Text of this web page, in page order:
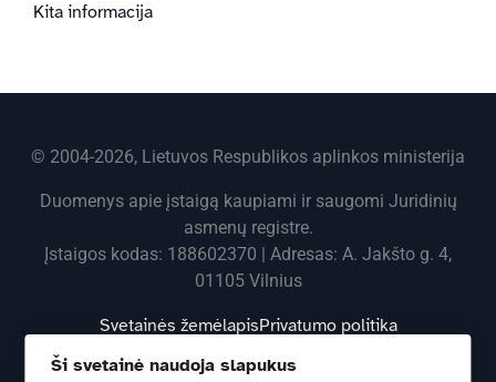
Kita informacija
© 2004-2026, Lietuvos Respublikos aplinkos ministerija
Duomenys apie įstaigą kaupiami ir saugomi Juridinių
asmenų registre.
Įstaigos kodas: 188602370 | Adresas: A. Jakšto g. 4,
01105 Vilnius
Svetainės žemėlapisPrivatumo politika
Ši svetainė naudoja slapukus